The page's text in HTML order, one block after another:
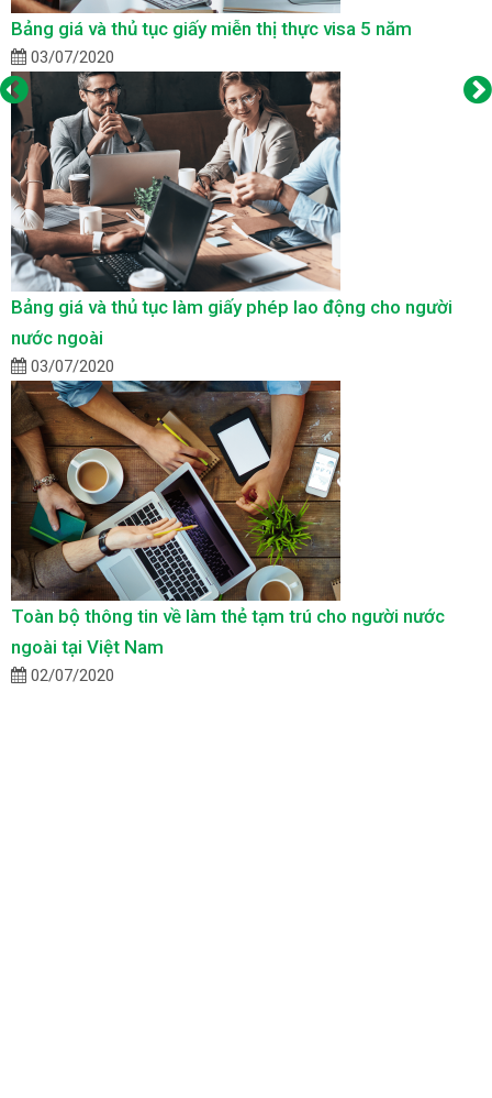
Bảng giá và thủ tục giấy miễn thị thực visa 5 năm
03/07/2020
Bảng giá và thủ tục làm giấy phép lao động cho người
nước ngoài
03/07/2020
Toàn bộ thông tin về làm thẻ tạm trú cho người nước
ngoài tại Việt Nam
02/07/2020